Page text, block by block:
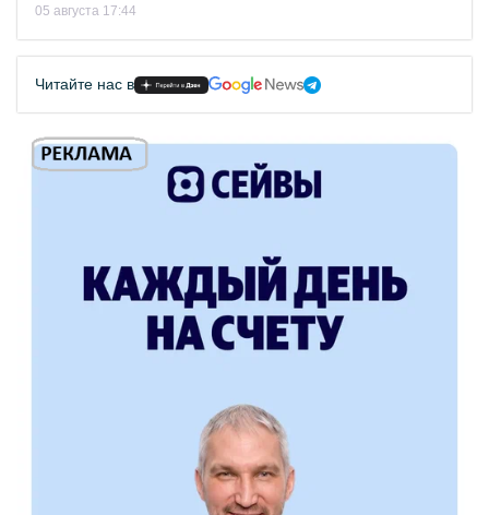
05 августа 17:44
Читайте нас в